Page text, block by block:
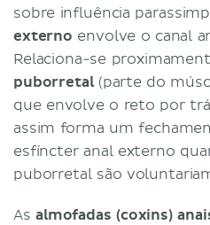
sobre influência
externo envolve o canal
Relaciona-se
puborretal(parte do
que envolve o reto por
assim forma um
esfíncter anal externo
puborretal são
Asalmofadas (coxins)